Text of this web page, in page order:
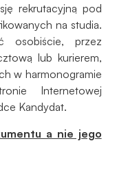
rekrutacyjną pod
na studia.
osobiście, przez
lub kurierem,
w harmonogramie
Internetowej
Kandydat.
a nie jego